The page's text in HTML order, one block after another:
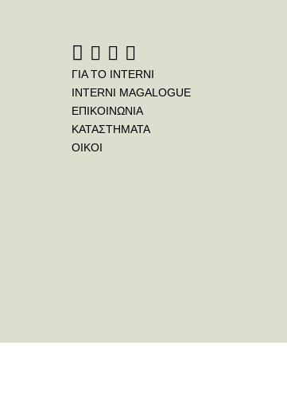
ΓΙΑ ΤΟ INTERNI
INTERNI MAGALOGUE
ΕΠΙΚΟΙΝΩΝΙΑ
ΚΑΤΑΣΤΗΜΑΤΑ
ΟΙΚΟΙ